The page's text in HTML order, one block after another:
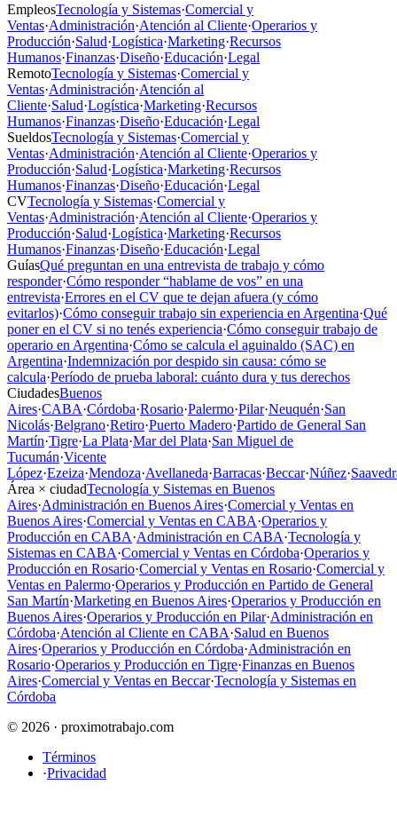
EmpleosTecnología y Sistemas·Comercial y
Ventas·Administración·Atención al Cliente·Operarios y
Producción·Salud·Logística·Marketing·Recursos
Humanos·Finanzas·Diseño·Educación·Legal
RemotoTecnología y Sistemas·Comercial y
Ventas·Administración·Atención al
Cliente·Salud·Logística·Marketing·Recursos
Humanos·Finanzas·Diseño·Educación·Legal
SueldosTecnología y Sistemas·Comercial y
Ventas·Administración·Atención al Cliente·Operarios y
Producción·Salud·Logística·Marketing·Recursos
Humanos·Finanzas·Diseño·Educación·Legal
CVTecnología y Sistemas·Comercial y
Ventas·Administración·Atención al Cliente·Operarios y
Producción·Salud·Logística·Marketing·Recursos
Humanos·Finanzas·Diseño·Educación·Legal
GuíasQué preguntan en una entrevista de trabajo y cómo
responder·Cómo responder “hablame de vos” en una
entrevista·Errores en el CV que te dejan afuera (y cómo
evitarlos)·Cómo conseguir trabajo sin experiencia en Argentina·Qué
poner en el CV si no tenés experiencia·Cómo conseguir trabajo de
operario en Argentina·Cómo se calcula el aguinaldo (SAC) en
Argentina·Indemnización por despido sin causa: cómo se
calcula·Período de prueba laboral: cuánto dura y tus derechos
CiudadesBuenos
Aires·CABA·Córdoba·Rosario·Palermo·Pilar·Neuquén·San
Nicolás·Belgrano·Retiro·Puerto Madero·Partido de General San
Martín·Tigre·La Plata·Mar del Plata·San Miguel de
Tucumán·Vicente
López·Ezeiza·Mendoza·Avellaneda·Barracas·Beccar·Núñez·
Área × ciudadTecnología y Sistemas en Buenos
Aires·Administración en Buenos Aires·Comercial y Ventas en
Buenos Aires·Comercial y Ventas en CABA·Operarios y
Producción en CABA·Administración en CABA·Tecnología y
Sistemas en CABA·Comercial y Ventas en Córdoba·Operarios y
Producción en Rosario·Comercial y Ventas en Rosario·Comercial y
Ventas en Palermo·Operarios y Producción en Partido de General
San Martín·Marketing en Buenos Aires·Operarios y Producción en
Buenos Aires·Operarios y Producción en Pilar·Administración en
Córdoba·Atención al Cliente en CABA·Salud en Buenos
Aires·Operarios y Producción en Córdoba·Administración en
Rosario·Operarios y Producción en Tigre·Finanzas en Buenos
Aires·Comercial y Ventas en Beccar·Tecnología y Sistemas en
Córdoba
© 2026 · proximotrabajo.com
Términos
·Privacidad